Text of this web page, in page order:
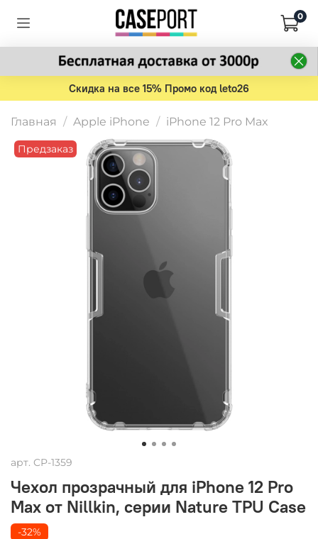
0
Скидка на все 15% Промо код leto26
Главная Apple iPhone iPhone 12 Pro Max
Предзаказ
арт. CP-1359
Чехол прозрачный для iPhone 12 Pro
Max от Nillkin, серии Nature TPU Case
-32%